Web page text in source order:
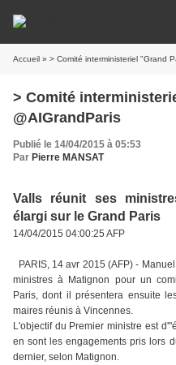
Accueil » > Comité interministeriel "Grand
> Comité
@AIGrandParis
Publié le 14/04/2015 à 05:53
Par Pierre MANSAT
Valls réunit ses
élargi sur le Grand Paris
14/04/2015 04:00:25 AFP
PARIS, 14 avr 2015 (AFP) -
ministres à Matignon pour un
Paris, dont il présentera ensuite
maires réunis à Vincennes.
L'objectif du Premier ministre est
en sont les engagements pris lors
dernier, selon Matignon.